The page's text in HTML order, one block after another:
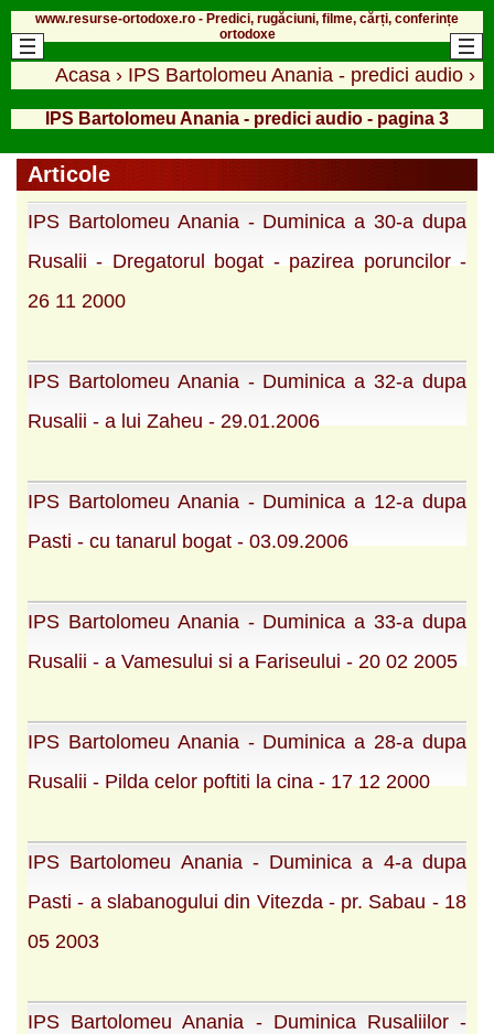
www.resurse-ortodoxe.ro - Predici, rugăciuni, filme, cărți, conferințe
ortodoxe
Acasa › IPS Bartolomeu Anania - predici audio ›
IPS Bartolomeu Anania - predici audio - pagina 3
Articole
IPS Bartolomeu Anania - Duminica a 30-a dupa
Rusalii - Dregatorul bogat - pazirea poruncilor -
26 11 2000
IPS Bartolomeu Anania - Duminica a 32-a dupa
Rusalii - a lui Zaheu - 29.01.2006
IPS Bartolomeu Anania - Duminica a 12-a dupa
Pasti - cu tanarul bogat - 03.09.2006
IPS Bartolomeu Anania - Duminica a 33-a dupa
Rusalii - a Vamesului si a Fariseului - 20 02 2005
IPS Bartolomeu Anania - Duminica a 28-a dupa
Rusalii - Pilda celor poftiti la cina - 17 12 2000
IPS Bartolomeu Anania - Duminica a 4-a dupa
Pasti - a slabanogului din Vitezda - pr. Sabau - 18
05 2003
IPS Bartolomeu Anania - Duminica Rusaliilor -